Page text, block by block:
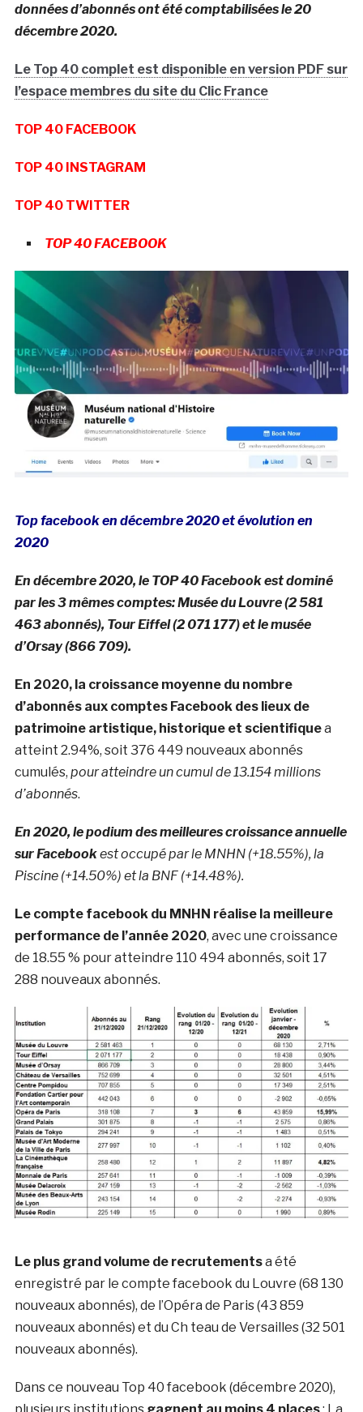
données d’abonnés ont été comptabilisées le 20
décembre 2020.
Le Top 40 complet est disponible en version PDF sur
l’espace membres du site du Clic France
TOP 40 FACEBOOK
TOP 40 INSTAGRAM
TOP 40 TWITTER
TOP 40 FACEBOOK
Top facebook en décembre 2020 et évolution en
2020
En décembre 2020, le TOP 40 Facebook est dominé
par les 3 mêmes comptes: Musée du Louvre (2 581
463 abonnés), Tour Eiffel (2 071 177) et le musée
d’Orsay (866 709).
En 2020, la croissance moyenne du nombre
d’abonnés aux comptes Facebook des lieux de
patrimoine artistique, historique et scientifiquea
atteint 2.94%, soit 376 449 nouveaux abonnés
cumulés, pour atteindre un cumul de 13.154 millions
d’abonnés.
En 2020, le podium des meilleures croissance annuelle
sur Facebookest occupé par le MNHN (+18.55%), la
Piscine (+14.50%) et la BNF (+14.48%).
Le compte facebook du MNHN réalise la meilleure
performance de l’année 2020, avec une croissance
de 18.55 % pour atteindre 110 494 abonnés, soit 17
288 nouveaux abonnés.
Le plus grand volume de recrutementsa été
enregistré par le compte facebook du Louvre (68 130
nouveaux abonnés), de l’Opéra de Paris (43 859
nouveaux abonnés) et du Ch teau de Versailles (32 501
nouveaux abonnés).
Dans ce nouveau Top 40 facebook (décembre 2020),